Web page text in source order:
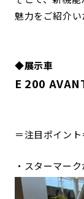
魅力をご紹介い
◆展示車
E 200
＝注目ポイント
・スターマー